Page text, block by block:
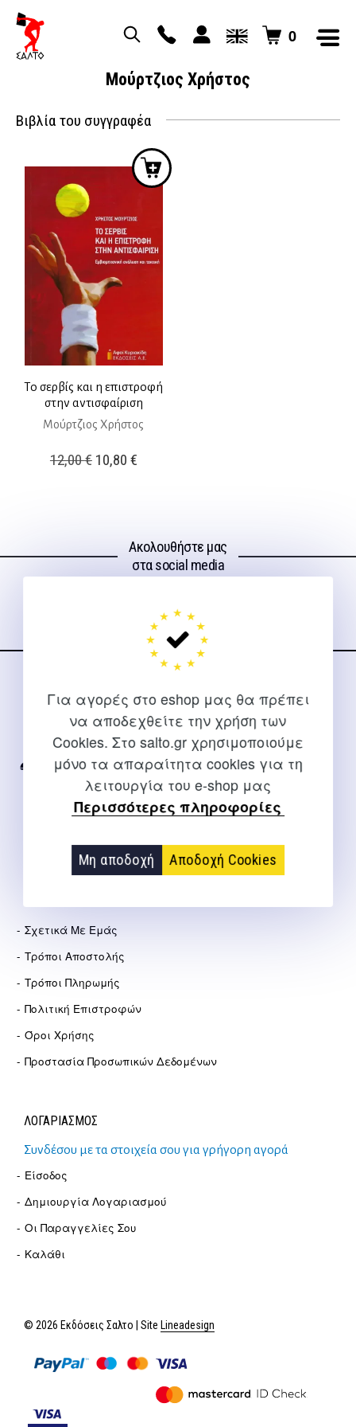
Για αγορές στο eshop μας θα πρέπει
να αποδεχθείτε την χρήση των
Cookies. Στο salto.gr χρησιμοποιούμε
μόνο τα απαραίτητα cookies για τη
λειτουργία του e-shop μας
Περισσότερες πληροφορίες
Μη αποδοχή Αποδοχή Cookies
0
Μούρτζιος Χρήστος
Βιβλία του συγγραφέα
Το σερβίς και η επιστροφή
στην αντισφαίριση
Μούρτζιος Χρήστος
12,00€ Original
10,80 €Η
10,80 €.
Ακολουθήστε μας
στα social media
ΕΠΙΚΟΙΝΩΝΊΑ
Για διευκρινίσεις και υποστήριξη παραγγελιών μέσω του
Internet
2310 267108
info@salto.gr
Σχετικά Με Εμάς
Τρόποι Αποστολής
Τρόποι Πληρωμής
Πολιτική Επιστροφών
Όροι Χρήσης
Προστασία Προσωπικών Δεδομένων
ΛΟΓΑΡΙΑΣΜΟΣ
Συνδέσου με τα στοιχεία σου για γρήγορη αγορά
Είσοδος
Δημιουργία Λογαριασμού
Οι Παραγγελίες Σου
Καλάθι
© 2026 Εκδόσεις Σαλτο | Site Lineadesign